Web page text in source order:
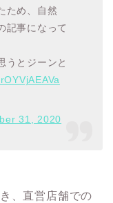
ため、自然
記事になって
うとジーンと
31, 2020
、直営店舗での